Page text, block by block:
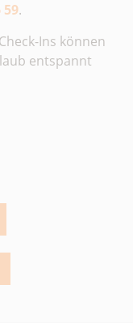
59.
Ins können
entspannt